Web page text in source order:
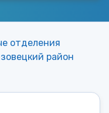
отделения
район